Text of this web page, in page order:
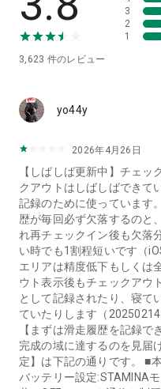
スキー場によっては「チェ
クインクーポン」が利用可
使い方は簡単で、クーポン
④滑走データ記録
ロリーなどをアプリが自動
もに滑走データとして記録
ことで仲間達と思い出をシ
※yukiyamaは滑走データ記
バックグラウンドの場合も
⑤オンラインイベント
yukiyamaやスキー場が企
ン中に多数開催！
「チェックイン」するだけ
出来、賞に当選すれば素
キー場で使うことのでき
くかも！？
賞を狙って滑るのも楽しみ
3,623 件のレビュー
3
2
1
yo44y
2026年4月26日
【しばしば更新中】チェ
クアウトはしばしばできて
記録のために使っています
歴が毎回必ず欠落するのと
れ再チェックイン後も欠落
い時でも1割程短いです（
エリアは精度低下もしくは
ウト表示後もチェックアウ
として記録されたり、寝て
ていたりします（
【まずは滑走履歴を記録
完成の域に達するのを見届
定】は下記の通りです。 ■
バッテリー設定:STAMINA